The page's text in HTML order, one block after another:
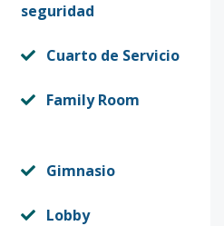
seguridad
Cuarto de Servicio
Family Room
Gimnasio
Lobby